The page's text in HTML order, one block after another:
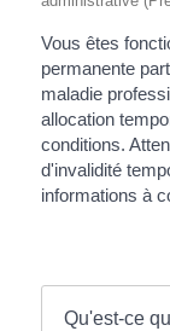
Vous êtes
permanente
maladie
allocation
conditions.
d'invalidité
informations à
Qu'est-ce